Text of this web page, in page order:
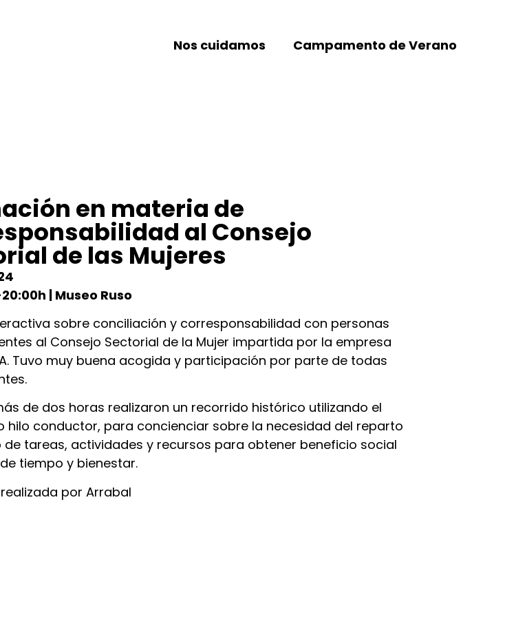
Nos cuidamos Campamento de Verano
en materia de
al Consejo
de las Mujeres
| Museo Ruso
sobre conciliación y corresponsabilidad con personas
al Consejo Sectorial de la Mujer impartida por la empresa
Tuvo muy buena acogida y participación por parte de todas
de dos horas realizaron un recorrido histórico utilizando el
hilo conductor, para concienciar sobre la necesidad del reparto
de tareas, actividades y recursos para obtener beneficio social
tiempo y bienestar.
por Arrabal